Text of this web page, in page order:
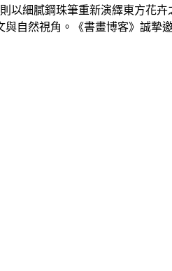
以細膩鋼珠筆重新演繹東方花
自然視角。《書畫博客》誠摯